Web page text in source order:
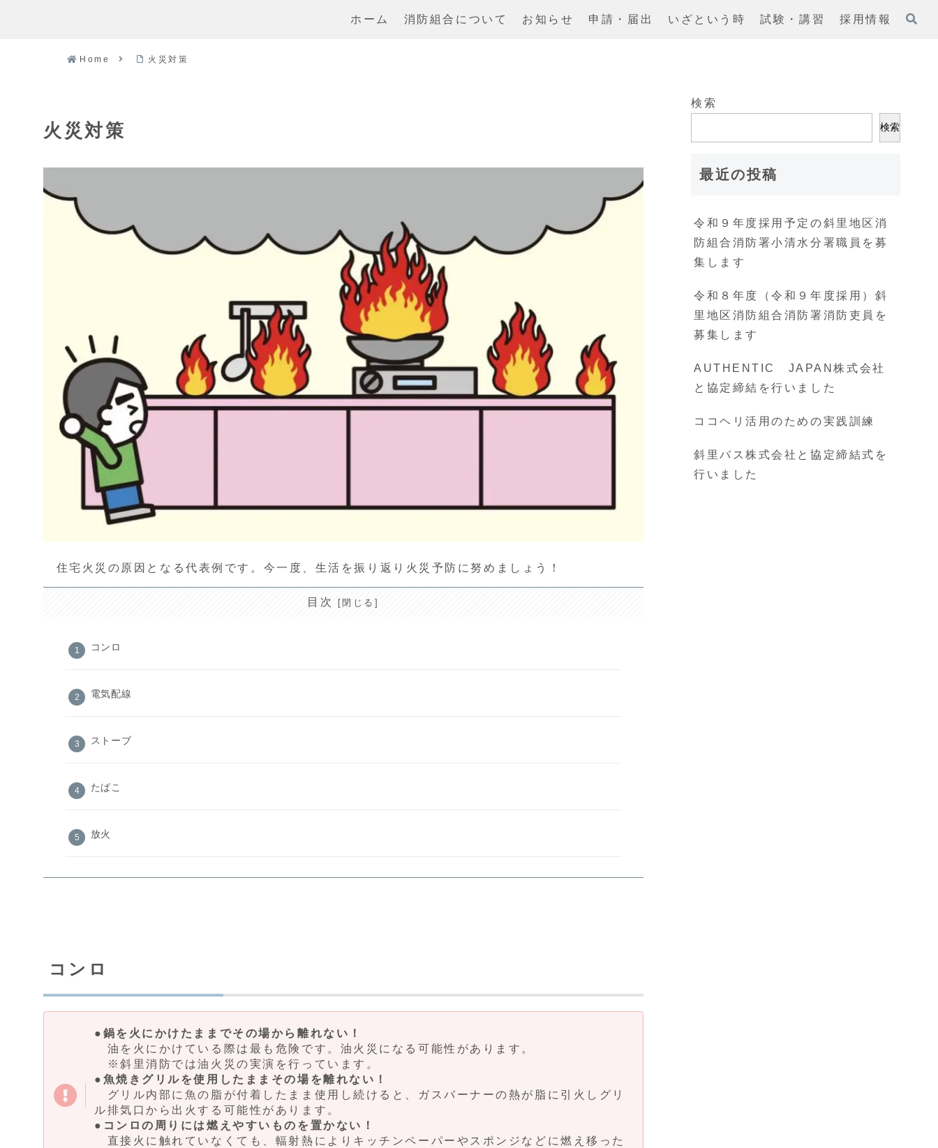
ホーム 消防組合について お知らせ 申請・届出 いざという時 試験・講習 採用情報
Home 火災対策
火災対策
住宅火災の原因となる代表例です。今一度、生活を振り返り火災予防に努めましょう！
目次
コンロ
電気配線
ストーブ
たばこ
放火
コンロ
●鍋を火にかけたままでその場から離れない！
油を火にかけている際は最も危険です。油火災になる可能性があります。
※斜里消防では油火災の実演を行っています。
●魚焼きグリルを使用したままその場を離れない！
グリル内部に魚の脂が付着したまま使用し続けると、ガスバーナーの熱が脂に引火しグリ
ル排気口から出火する可能性があります。
●コンロの周りには燃えやすいものを置かない！
直接火に触れていなくても、輻射熱によりキッチンペーパーやスポンジなどに燃え移った
検索
検索
最近の投稿
令和９年度採用予定の斜里地区消
防組合消防署小清水分署職員を募
集します
令和８年度（令和９年度採用）斜
里地区消防組合消防署消防吏員を
募集します
AUTHENTIC JAPAN株式会社
と協定締結を行いました
ココヘリ活用のための実践訓練
斜里バス株式会社と協定締結式を
行いました